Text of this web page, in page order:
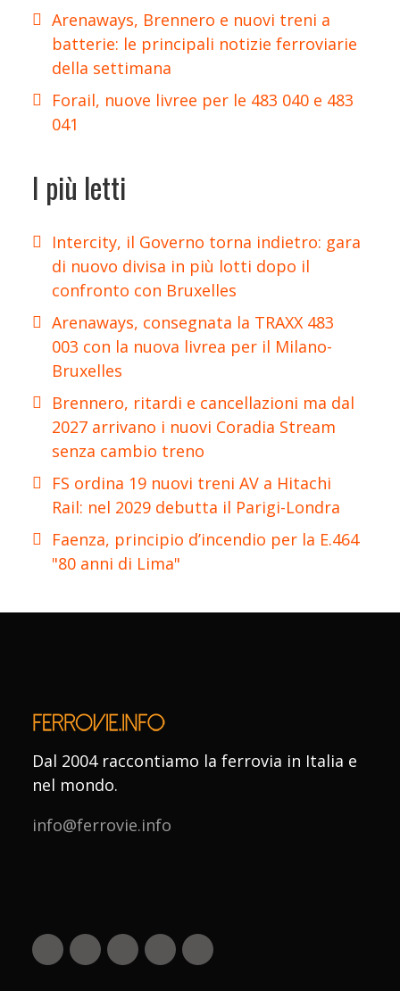
Arenaways, Brennero e nuovi treni a
batterie: le principali notizie ferroviarie
della settimana
Forail, nuove livree per le 483 040 e 483
041
I più letti
Intercity, il Governo torna indietro: gara
di nuovo divisa in più lotti dopo il
confronto con Bruxelles
Arenaways, consegnata la TRAXX 483
003 con la nuova livrea per il Milano-
Bruxelles
Brennero, ritardi e cancellazioni ma dal
2027 arrivano i nuovi Coradia Stream
senza cambio treno
FS ordina 19 nuovi treni AV a Hitachi
Rail: nel 2029 debutta il Parigi-Londra
Faenza, principio d’incendio per la E.464
"80 anni di Lima"
Dal 2004 raccontiamo la ferrovia in Italia e
nel mondo.
info@ferrovie.info